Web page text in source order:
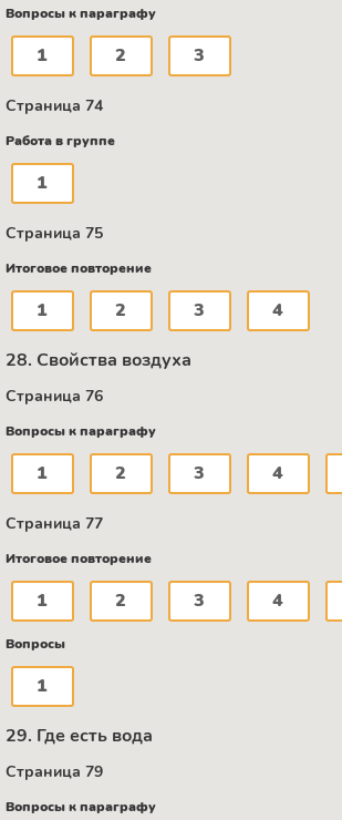
Вопросы к параграфу
1 2 3
Страница 74
Работа в группе
1
Страница 75
Итоговое повторение
1 2 3 4
28. Свойства воздуха
Страница 76
Вопросы к параграфу
1 2 3 4
Страница 77
Итоговое повторение
1 2 3 4
Вопросы
1
29. Где есть вода
Страница 79
Вопросы к параграфу